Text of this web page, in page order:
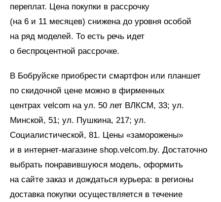
переплат. Цена покупки в рассрочку
(на 6 и 11 месяцев) снижена до уровня особой
на ряд моделей. То есть речь идет
о беспроцентной рассрочке.
В Бобруйске приобрести смартфон или планшет
по скидочной цене можно в фирменных
центрах velcom на ул. 50 лет ВЛКСМ, 33; ул.
Минской, 51; ул. Пушкина, 217; ул.
Социалистической, 81. Цены «заморожены»
и в интернет-магазине shop.velcom.by. Достаточно
выбрать понравившуюся модель, оформить
на сайте заказ и дождаться курьера: в регионы
доставка покупки осуществляется в течение